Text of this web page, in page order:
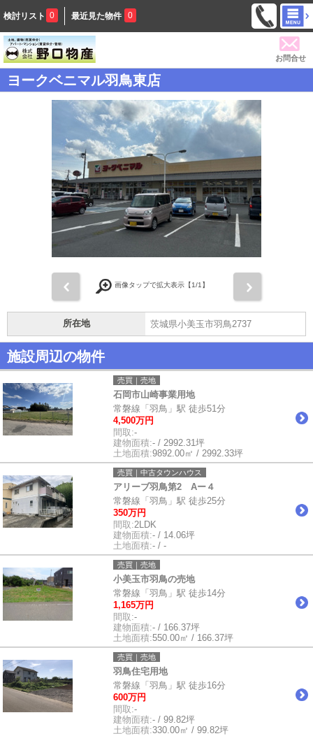
検討リスト 0 最近見た物件 0
お問合せ
ヨークベニマル羽鳥東店
画像タップで拡大表示【1/1】
所在地 茨城県小美玉市羽鳥2737
施設周辺の物件
売買｜売地
石岡市山崎事業用地
常磐線「羽鳥」駅 徒歩51分
4,500万円
間取:-
建物面積:- / 2992.31坪
土地面積:9892.00㎡ / 2992.33坪
売買｜中古タウンハウス
アリーブ羽鳥第2 Aー４
常磐線「羽鳥」駅 徒歩25分
350万円
間取:2LDK
建物面積:- / 14.06坪
土地面積:- / -
売買｜売地
小美玉市羽鳥の売地
常磐線「羽鳥」駅 徒歩14分
1,165万円
間取:-
建物面積:- / 166.37坪
土地面積:550.00㎡ / 166.37坪
売買｜売地
羽鳥住宅用地
常磐線「羽鳥」駅 徒歩16分
600万円
間取:-
建物面積:- / 99.82坪
土地面積:330.00㎡ / 99.82坪